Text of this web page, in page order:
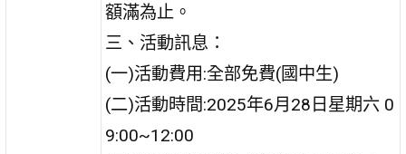
額滿為止。
三、活動訊息：
(一)活動費用:全部免費(國中生)
(二)活動時間:2025年6月28日星期六 0
9:00~12:00